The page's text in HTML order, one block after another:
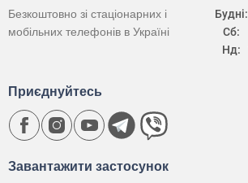
Будні:
Сб:
Нд:
Безкоштовно зі стаціонарних і
мобільних телефонів в Україні
Завантажити застосунок
Приєднуйтесь